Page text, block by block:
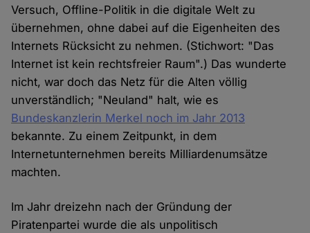
Versuch, Offline-Politik in die digitale Welt zu
übernehmen, ohne dabei auf die Eigenheiten des
Internets Rücksicht zu nehmen. (Stichwort: "Das
Internet ist kein rechtsfreier Raum".) Das wunderte
nicht, war doch das Netz für die Alten völlig
unverständlich; "Neuland" halt, wie es
Bundeskanzlerin Merkel noch im Jahr 2013
bekannte. Zu einem Zeitpunkt, in dem
Internetunternehmen bereits Milliardenumsätze
machten.
Im Jahr dreizehn nach der Gründung der
Piratenpartei wurde die als unpolitisch